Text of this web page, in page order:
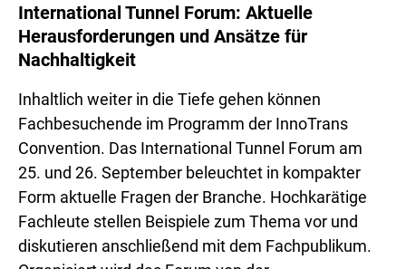
International Tunnel Forum: Aktuelle
Herausforderungen und Ansätze für
Nachhaltigkeit
Inhaltlich weiter in die Tiefe gehen können
Fachbesuchende im Programm der InnoTrans
Convention. Das International Tunnel Forum am
25. und 26. September beleuchtet in kompakter
Form aktuelle Fragen der Branche. Hochkarätige
Fachleute stellen Beispiele zum Thema vor und
diskutieren anschließend mit dem Fachpublikum.